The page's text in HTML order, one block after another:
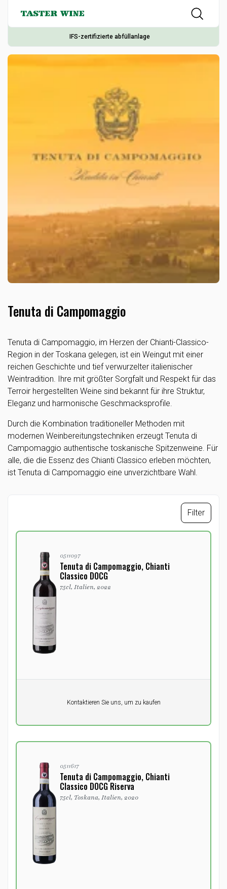
IFS-zertifizierte abfüllanlage
Tenuta di Campomaggio
Tenuta di Campomaggio, im Herzen der Chianti-Classico-
Region in der Toskana gelegen, ist ein Weingut mit einer
reichen Geschichte und tief verwurzelter italienischer
Weintradition. Ihre mit größter Sorgfalt und Respekt für das
Terroir hergestellten Weine sind bekannt für ihre Struktur,
Eleganz und harmonische Geschmacksprofile.
Durch die Kombination traditioneller Methoden mit
modernen Weinbereitungstechniken erzeugt Tenuta di
Campomaggio authentische toskanische Spitzenweine. Für
alle, die die Essenz des Chianti Classico erleben möchten,
ist Tenuta di Campomaggio eine unverzichtbare Wahl.
Filter
0511097
Tenuta di Campomaggio, Chianti
Classico DOCG
75cl, Italien, 2022
Kontaktieren Sie uns, um zu kaufen
0511617
Tenuta di Campomaggio, Chianti
Classico DOCG Riserva
75cl, Toskana, Italien, 2020